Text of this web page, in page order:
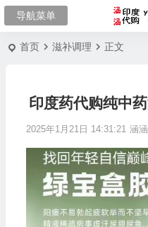
首页 滋补调理 正文
印度药代购纯中
2025年1月21日 14:31:21 涵